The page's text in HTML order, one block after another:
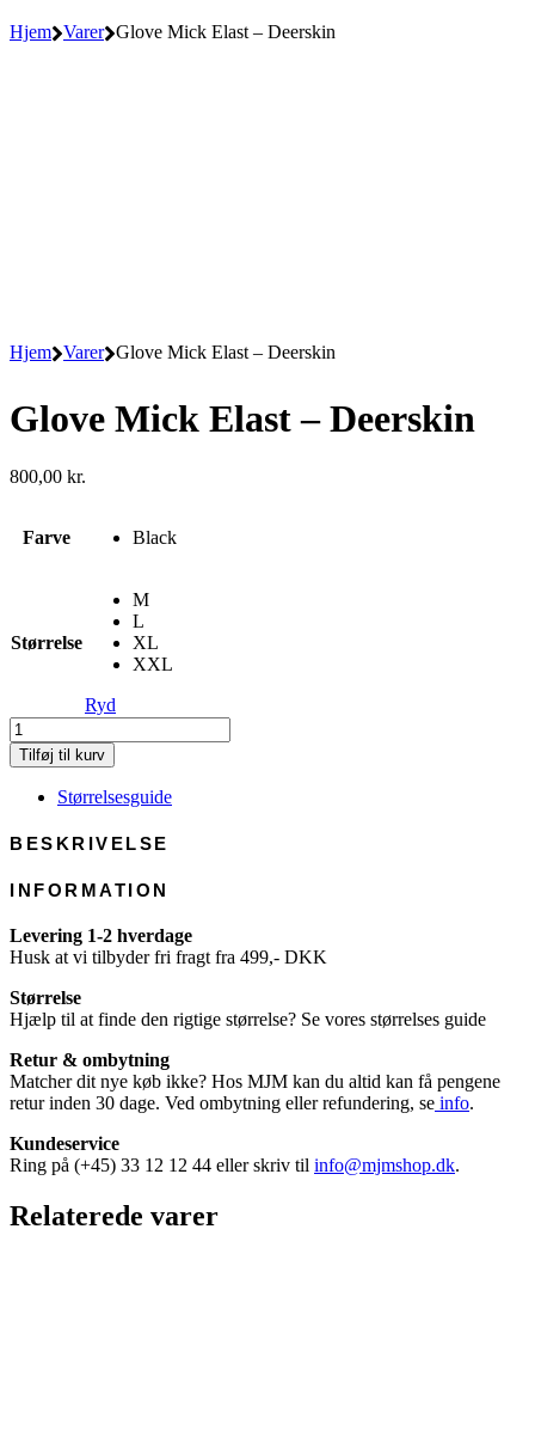
Hjem Varer Glove Mick Elast – Deerskin
Hjem Varer Glove Mick Elast – Deerskin
Glove Mick Elast – Deerskin
800,00 kr.
Farve Black
Størrelse
M
L
XL
XXL
Ryd
Glove
Mick
Elast
Deerskin
antal
Tilføj til kurv
Størrelsesguide
BESKRIVELSE
INFORMATION
Levering 1-2 hverdage
Husk at vi tilbyder fri fragt fra 499,- DKK
Størrelse
Hjælp til at finde den rigtige størrelse? Se vores størrelses guide
Retur & ombytning
Matcher dit nye køb ikke? Hos MJM kan du altid kan få pengene
retur inden 30 dage. Ved ombytning eller refundering, se info.
Kundeservice
Ring på (+45) 33 12 12 44 eller skriv til info@mjmshop.dk.
Relaterede varer